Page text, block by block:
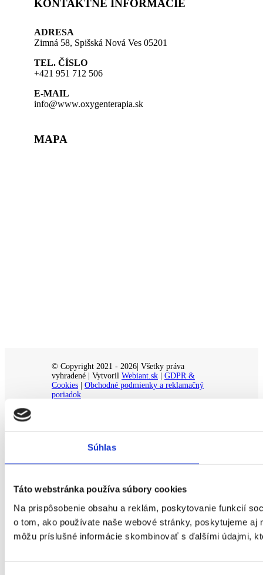
Súhlas
Táto webstránka používa súbory cookies
Na prispôsobenie obsahu a reklám, poskytovanie funkcií
o tom, ako používate naše webové stránky, poskytujeme
môžu príslušné informácie skombinovať s ďalšími údajmi,
KONTAKTNÉ INFORMÁCIE
ADRESA
Zimná 58, Spišská Nová Ves 05201
TEL. ČÍSLO
+421 951 712 506
E-MAIL
info@www.oxygenterapia.sk
MAPA
© Copyright 2021 - 2026| Všetky práva
vyhradené | Vytvoril Webiant.sk| GDPR &
Cookies| Obchodné podmienky a reklamačný
poriadok
Page load link